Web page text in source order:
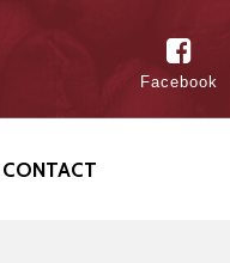
Facebook
CONTACT